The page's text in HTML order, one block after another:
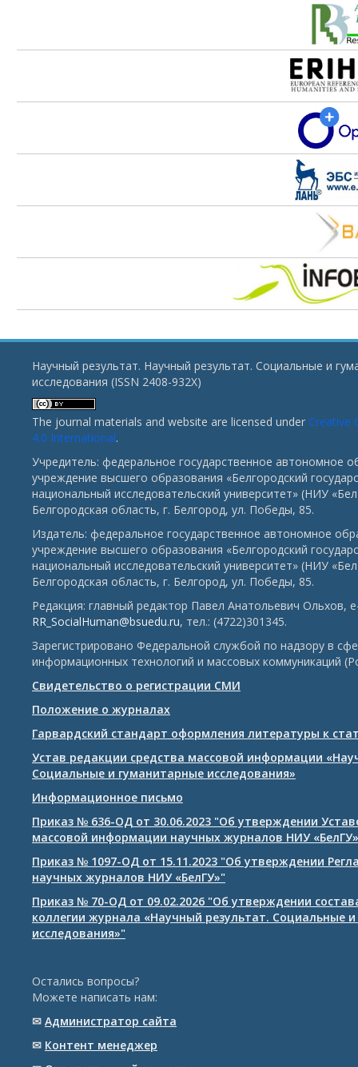
Научный результат. Научный результат. Социальные и
исследования (ISSN 2408-932X)
The journal materials and website are licensed under Creative
4.0 International.
Учредитель: федеральное государственное автономное
учреждение высшего образования «Белгородский
национальный исследовательский университет» (НИУ
Белгородская область, г. Белгород, ул. Победы, 85.
Издатель: федеральное государственное автономное
учреждение высшего образования «Белгородский
национальный исследовательский университет» (НИУ
Белгородская область, г. Белгород, ул. Победы, 85.
Редакция: главный редактор Павел Анатольевич Ольхов,
RR_SocialHuman@bsuedu.ru, тел.: (4722)301345.
Зарегистрировано Федеральной службой по надзору в
информационных технологий и массовых коммуникаций
Свидетельство о регистрации СМИ
Положение о журналах
Гарвардский стандарт оформления литературы к
Устав редакции средства массовой информации
Социальные и гуманитарные исследования»
Информационное письмо
Приказ № 636-ОД от 30.06.2023 "Об утверждении
массовой информации научных журналов НИУ «БелГУ»
Приказ № 1097-ОД от 15.11.2023 "Об утверждении
научных журналов НИУ «БелГУ»"
Приказ № 70-ОД от 09.02.2026 "Об утверждении
коллегии журнала «Научный результат. Социальные
исследования»"
Остались вопросы?
Можете написать нам:
✉ Администратор сайта
✉ Контент менеджер